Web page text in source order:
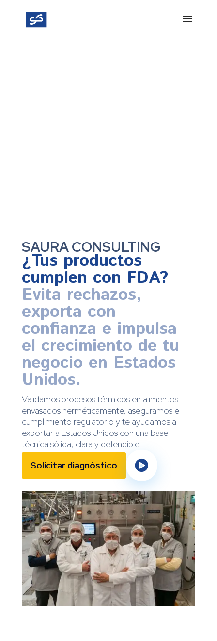
SAURA CONSULTING
¿Tus productos
cumplen con FDA?
Evita rechazos,
exporta con
confianza e impulsa
el crecimiento de tu
negocio en Estados
Unidos.
Validamos procesos térmicos en alimentos
envasados herméticamente, aseguramos el
cumplimiento regulatorio y te ayudamos a
exportar a Estados Unidos con una base
técnica sólida, clara y defendible.
Solicitar diagnóstico
